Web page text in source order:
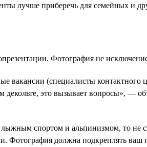
лучше приберечь для семейных и
Фотография не
вакансии (специалисты контактного
это вызывает вопросы», —
спортом и альпинизмом, то не
Фотография должна подкреплять ваш